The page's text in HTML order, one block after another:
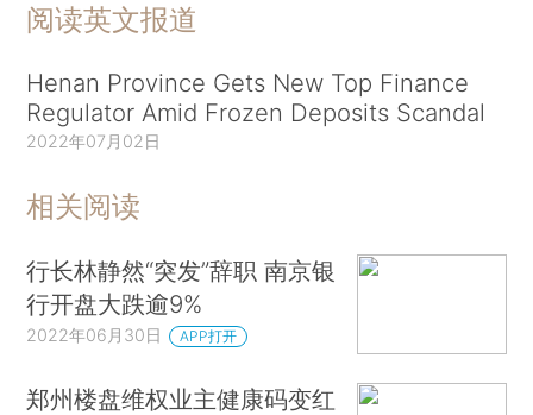
阅读英文报道
Henan Province Gets New Top Finance
Regulator Amid Frozen Deposits Scandal
2022年07月02日
相关阅读
行长林静然“突发”辞职 南京银
行开盘大跌逾9%
2022年06月30日 APP打开
郑州楼盘维权业主健康码变红